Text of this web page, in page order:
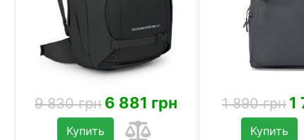
9 830 грн 6 881 грн
Купить
1 890 грн 1
Купить